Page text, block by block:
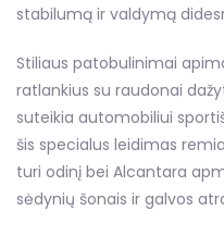
stabilumą ir valdymą
Stiliaus patobulinimai
ratlankius su raudonai
suteikia automobiliui
šis specialus leidimas
turi odinį bei Alcantara
sėdynių šonais ir galvos